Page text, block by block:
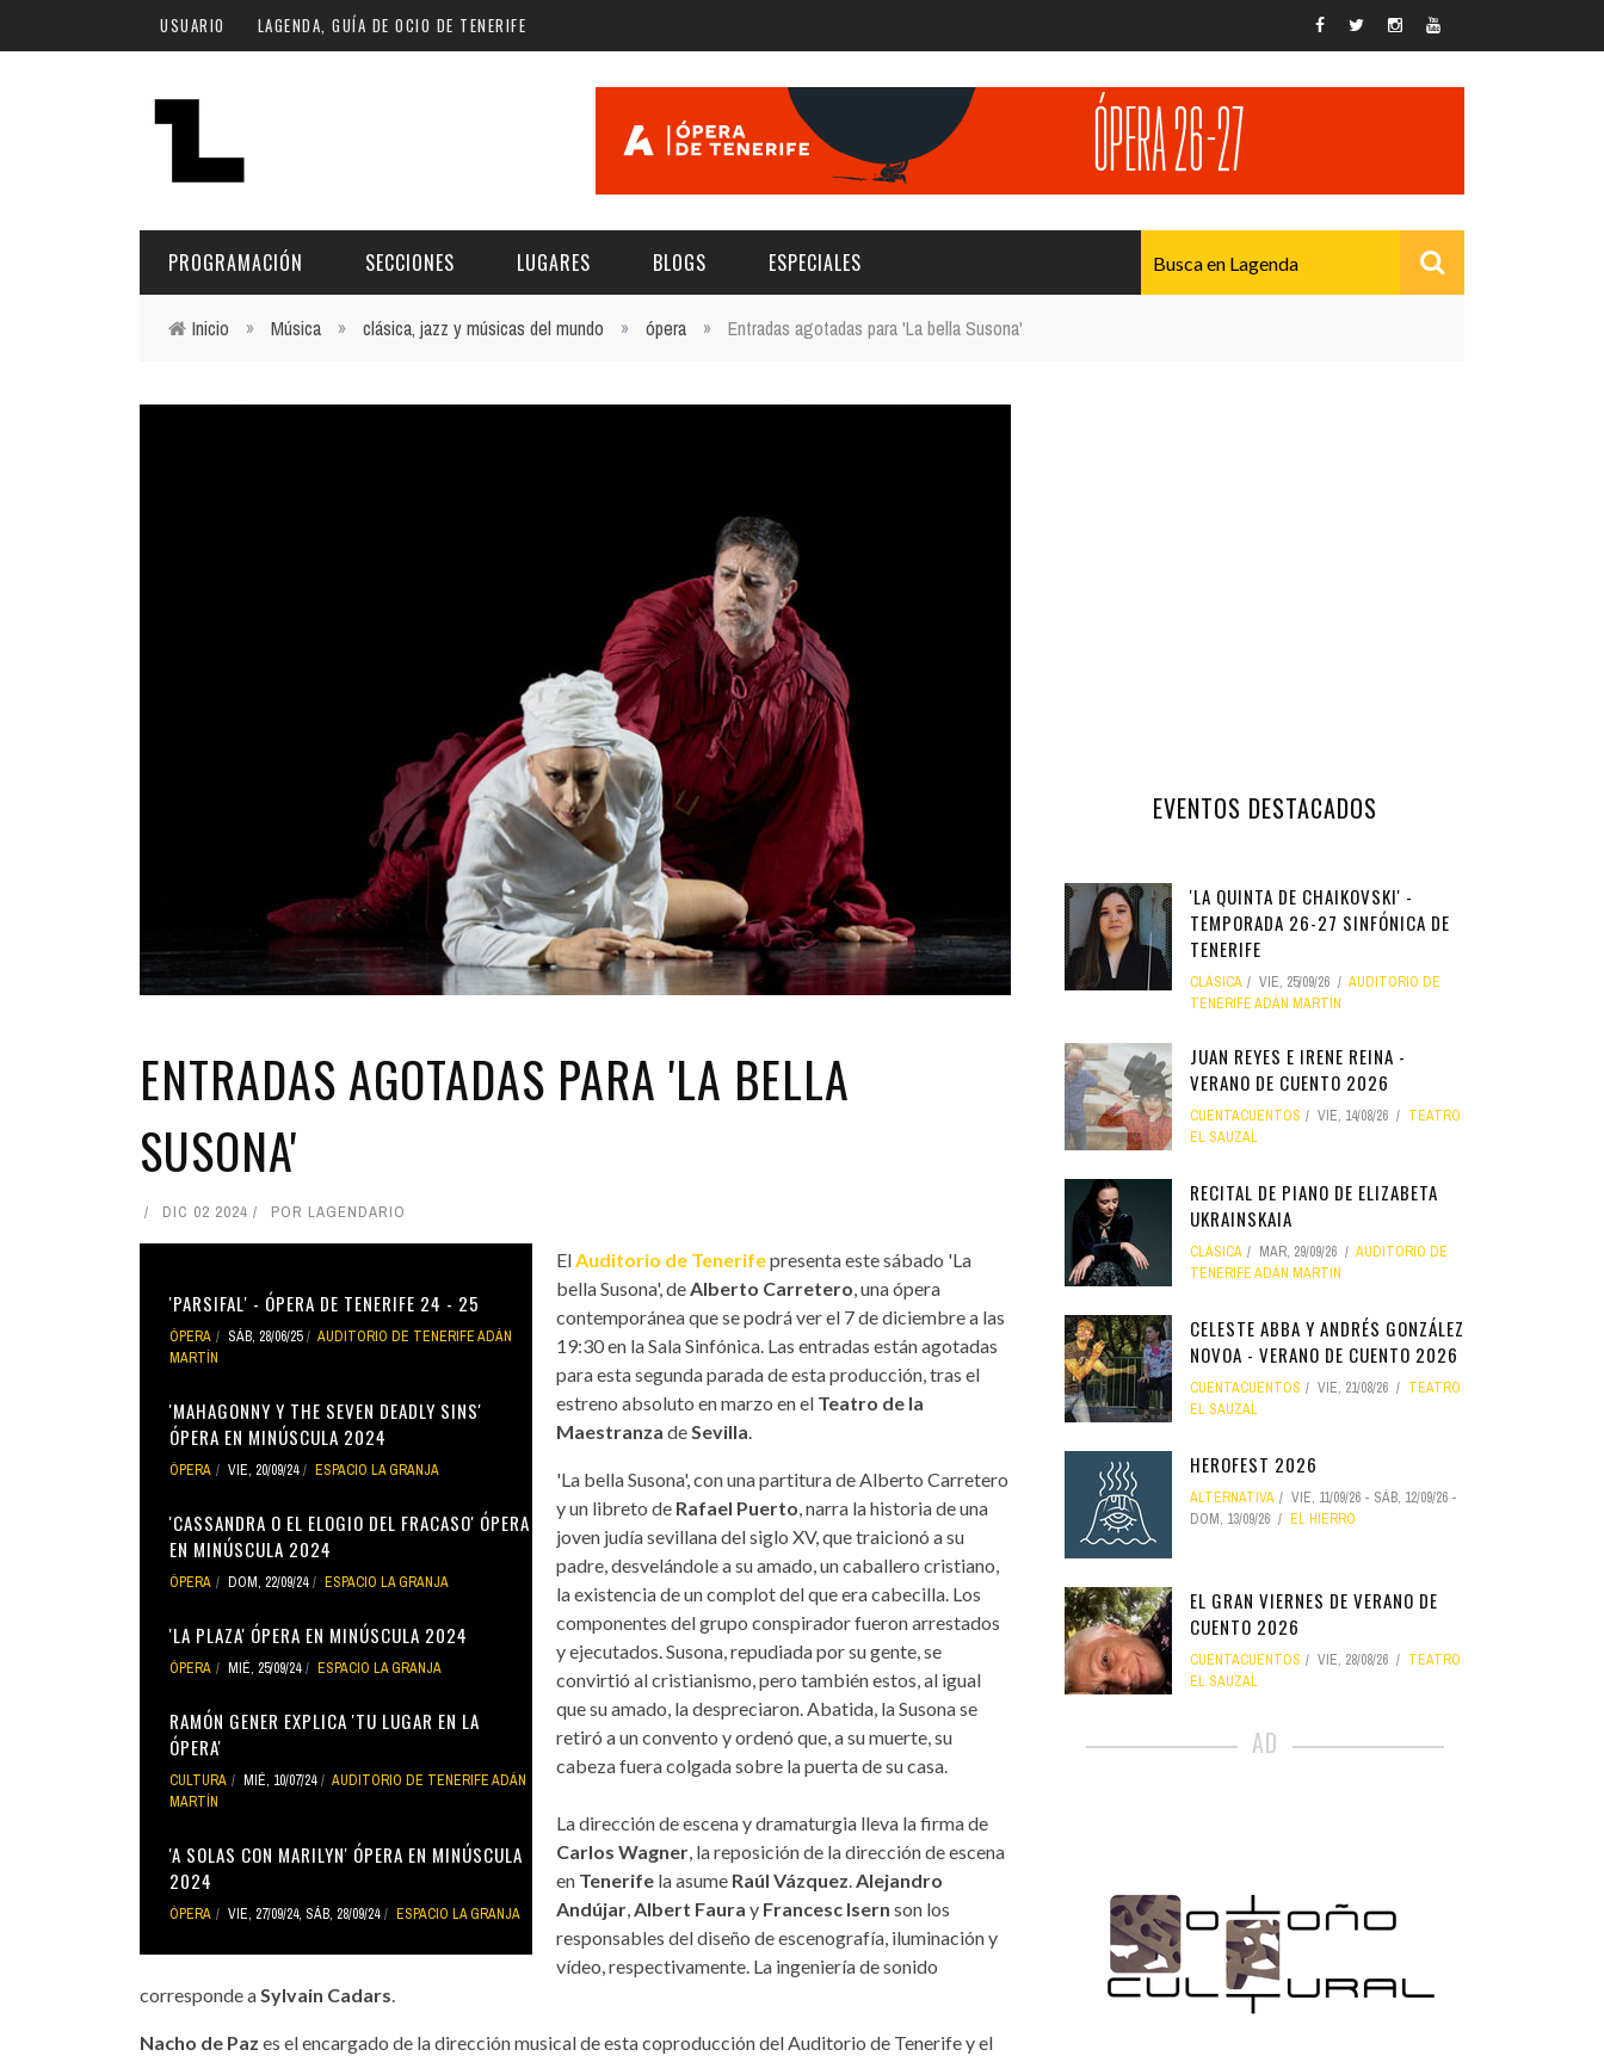
Pasar al contenido principal
USUARIO LAGENDA, GUÍA DE OCIO DE TENERIFE
PROGRAMACIÓN SECCIONES LUGARES
FORMATIVO
BLOGS ESPECIALES
XXVII VERANO DE CUENTO
Inicio » Música » clásica, jazz y músicas del mundo » ópera » Entradas agotadas para 'La bella Susona'
ENTRADAS AGOTADAS PARA 'LA BELLA
SUSONA'
DIC 02 2024 POR LAGENDARIO
'PARSIFAL' - ÓPERA DE TENERIFE 24 - 25
ÓPERA SÁB, 28/06/25
AUDITORIO DE TENERIFE ADÁN
MARTÍN
'MAHAGONNY Y THE SEVEN DEADLY SINS'
ÓPERA EN MINÚSCULA 2024
ÓPERA VIE, 20/09/24 ESPACIO LA GRANJA
'CASSANDRA O EL ELOGIO DEL FRACASO' ÓPERA
EN MINÚSCULA 2024
ÓPERA DOM, 22/09/24 ESPACIO LA GRANJA
'LA PLAZA' ÓPERA EN MINÚSCULA 2024
ÓPERA MIÉ, 25/09/24 ESPACIO LA GRANJA
RAMÓN GENER EXPLICA 'TU LUGAR EN LA
ÓPERA'
CULTURA MIÉ, 10/07/24
AUDITORIO DE TENERIFE ADÁN
MARTÍN
'A SOLAS CON MARILYN' ÓPERA EN MINÚSCULA
2024
ÓPERA VIE, 27/09/24, SÁB, 28/09/24 ESPACIO LA GRANJA
ElAuditorio de Tenerifepresenta este sábado 'La
bella Susona', de Alberto Carretero , una ópera
contemporánea que se podrá ver el 7 de diciembre a las
19:30 en la Sala Sinfónica. Las entradas están agotadas
para esta segunda parada de esta producción, tras el
estreno absoluto en marzo en elTeatro de la
Maestranza de Sevilla
'La bella Susona', con una partitura de Alberto Carretero
y un libreto deRafael Puerto , narra la historia de una
joven judía sevillana del siglo XV, que traicionó a su
padre, desvelándole a su amado, un caballero cristiano,
la existencia de un complot del que era cabecilla. Los
componentes del grupo conspirador fueron arrestados
y ejecutados. Susona, repudiada por su gente, se
convirtió al cristianismo, pero también estos, al igual
que su amado, la despreciaron. Abatida, la Susona se
retiró a un convento y ordenó que, a su muerte, su
cabeza fuera colgada sobre la puerta de su casa.
La dirección de escena y dramaturgia lleva la firma de
Carlos Wagner, la reposición de la dirección de escena
enTenerifela asume Raúl Vázquez Alejandro
Andújar, Albert Faura y Francesc Isern son los
responsables del diseño de escenografía, iluminación y
vídeo, respectivamente. La ingeniería de sonido
corresponde a Sylvain Cadars
Nacho de Paz es el encargado de la dirección musical de esta coproducción del Auditorio de Tenerife y el
EVENTOS DESTACADOS
'LA QUINTA DE CHAIKOVSKI' -
TEMPORADA 26-27 SINFÓNICA DE
TENERIFE
CLÁSICA VIE, 25/09/26
AUDITORIO DE
TENERIFE ADÁN MARTÍN
JUAN REYES E IRENE REINA -
VERANO DE CUENTO 2026
CUENTACUENTOS VIE, 14/08/26
TEATRO
EL SAUZAL
RECITAL DE PIANO DE ELIZABETA
UKRAINSKAIA
CLÁSICA MAR, 29/09/26
AUDITORIO DE
TENERIFE ADÁN MARTÍN
CELESTE ABBA Y ANDRÉS GONZÁLEZ
NOVOA - VERANO DE CUENTO 2026
CUENTACUENTOS VIE, 21/08/26
TEATRO
EL SAUZAL
HEROFEST 2026
ALTERNATIVA VIE, 11/09/26 - SÁB, 12/09/26 -
DOM, 13/09/26
EL HIERRO
EL GRAN VIERNES DE VERANO DE
CUENTO 2026
CUENTACUENTOS VIE, 28/08/26
TEATRO
EL SAUZAL
AD